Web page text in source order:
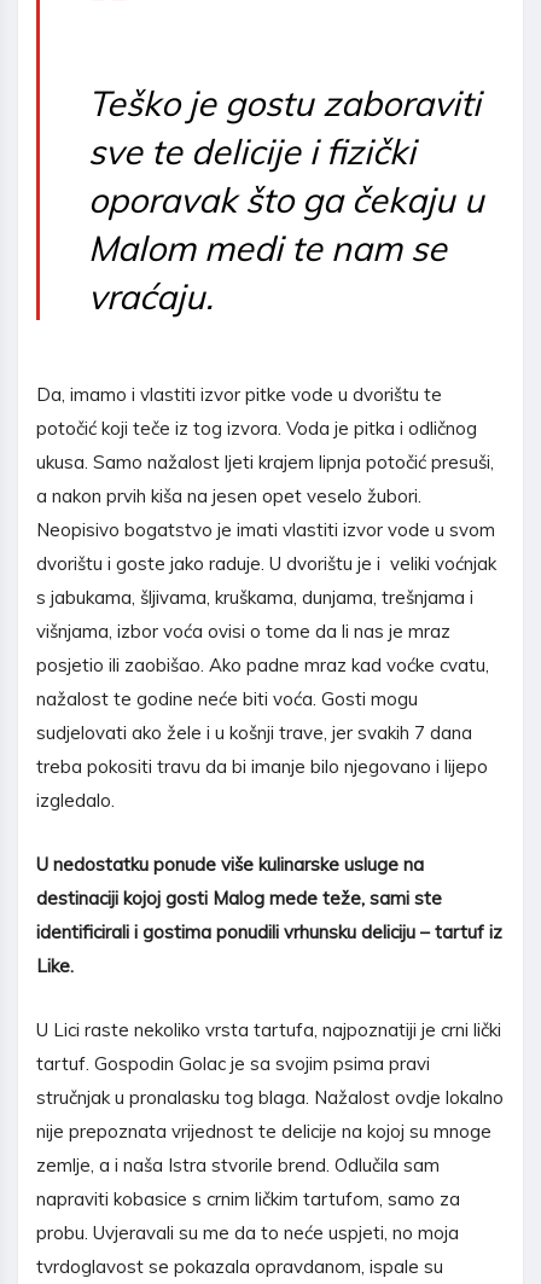
Teško je gostu zaboraviti
sve te delicije i fizički
oporavak što ga čekaju u
Malom medi te nam se
vraćaju.
Da, imamo i vlastiti izvor pitke vode u dvorištu te
potočić koji teče iz tog izvora. Voda je pitka i odličnog
ukusa. Samo nažalost ljeti krajem lipnja potočić presuši,
a nakon prvih kiša na jesen opet veselo žubori.
Neopisivo bogatstvo je imati vlastiti izvor vode u svom
dvorištu i goste jako raduje. U dvorištu je i veliki voćnjak
s jabukama, šljivama, kruškama, dunjama, trešnjama i
višnjama, izbor voća ovisi o tome da li nas je mraz
posjetio ili zaobišao. Ako padne mraz kad voćke cvatu,
nažalost te godine neće biti voća. Gosti mogu
sudjelovati ako žele i u košnji trave, jer svakih 7 dana
treba pokositi travu da bi imanje bilo njegovano i lijepo
izgledalo.
U nedostatku ponude više kulinarske usluge na
destinaciji kojoj gosti Malog mede teže, sami ste
identificirali i gostima ponudili vrhunsku deliciju – tartuf iz
Like.
U Lici raste nekoliko vrsta tartufa, najpoznatiji je crni lički
tartuf. Gospodin Golac je sa svojim psima pravi
stručnjak u pronalasku tog blaga. Nažalost ovdje lokalno
nije prepoznata vrijednost te delicije na kojoj su mnoge
zemlje, a i naša Istra stvorile brend. Odlučila sam
napraviti kobasice s crnim ličkim tartufom, samo za
probu. Uvjeravali su me da to neće uspjeti, no moja
tvrdoglavost se pokazala opravdanom, ispale su